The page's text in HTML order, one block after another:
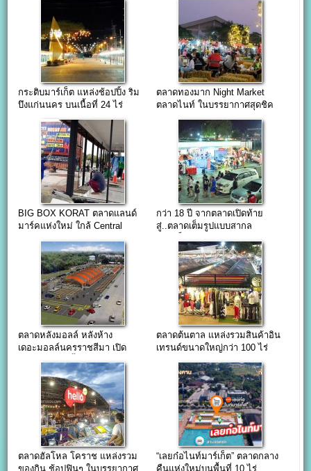
กระติบมาร์เก็ต แหล่งช้อปปิ้ง ริม
บึงแก่นนคร บนเนื้อที่ 24 ไร่
ตลาดทองมาก Night Market
ตลาดไนท์ ในบรรยากาศสุดชิค
BIG BOX KORAT ตลาดแลนด์
มาร์คแห่งใหม่ ใกล้ Central
กว่า 18 ปี จากตลาดเปิดท้าย
สู่..ตลาดเต็มรูปแบบสากล
ตลาดหลังมอลล์ หลังห้าง
เดอะมอลล์นครราชสีมา เปิด
ตลาดต้นตาล แหล่งรวมสินค้าอิน
เทรนด์ขนาดใหญ่กว่า 100 ไร่
ตลาดฮัลโหล โคราช แหล่งรวม
ของกิน ช้อปฟินๆ ในบรรยากาศ
“เลยก๋อไนท์มาร์เก็ต” ตลาดกลาง
คืนแห่งใหม่บนพื้นที่ 10 ไร่